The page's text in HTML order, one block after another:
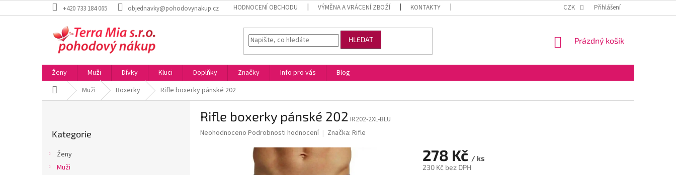
na
+420 733 184 065 objednavky@pohodovynakup.cz HODNOCENÍ OBCHODU VÝMĚNA A VRÁCENÍ ZBOŽÍ KONTAKTY OBCHODNÍ PODMÍNKY VELKOOBCHOD
CZK Přihlášení
HLEDAT
NÁKUPNÍ
Prázdný košík
Ženy Muži Dívky Kluci Doplňky Značky Info pro vás
Blog
Domů Muži Boxerky Rifle boxerky pánské 202
kategorie
Kategorie
Ženy
Muži
Rifle boxerky pánské 202 IR202-2XL-BLU
Průměrné
Neohodnoceno Podrobnosti hodnocení Značka: Rifle
278 Kč / ks
230 Kč bez DPH